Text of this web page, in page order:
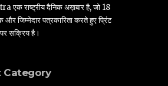
एक राष्ट्रीय दैनिक अख़बार है, जो 18
और जिम्मेदार पत्रकारिता करते हुए प्रिंट
सक्रिय है।